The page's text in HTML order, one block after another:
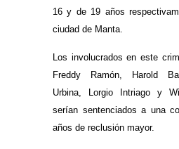
16 y de 19 años
ciudad de Manta.
Los involucrados en este
Freddy Ramón, Harold
Urbina, Lorgio Intriago y
serían sentenciados a una
años de reclusión mayor.